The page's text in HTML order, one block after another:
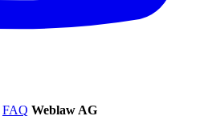
FAQ Weblaw AG